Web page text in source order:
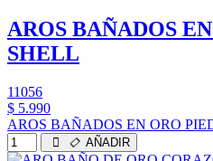
AROS BAÑADOS
SHELL
11056
$ 5.990
AROS BAÑADOS EN ORO
AÑADIR